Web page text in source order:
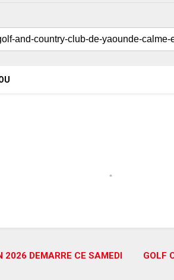
2026 DEMARRE CE SAMEDI
GOLF